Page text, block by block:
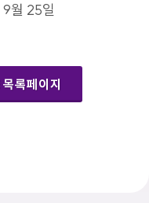
월 25일
목록페이지